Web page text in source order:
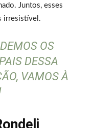
Juntos, esses
irresistível.
OS
DESSA
VAMOS À